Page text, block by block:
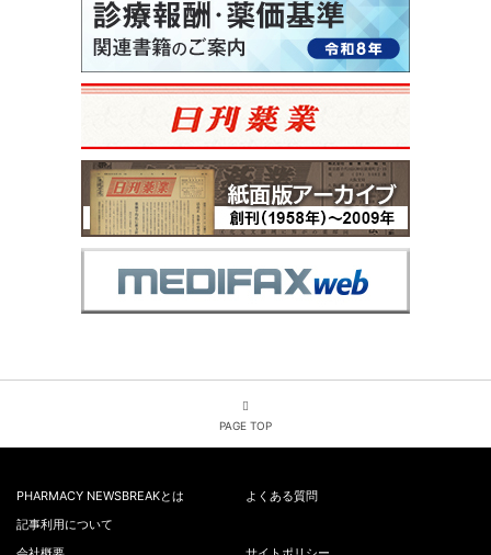
PAGE TOP
PHARMACY NEWSBREAKとは
よくある質問
記事利用について